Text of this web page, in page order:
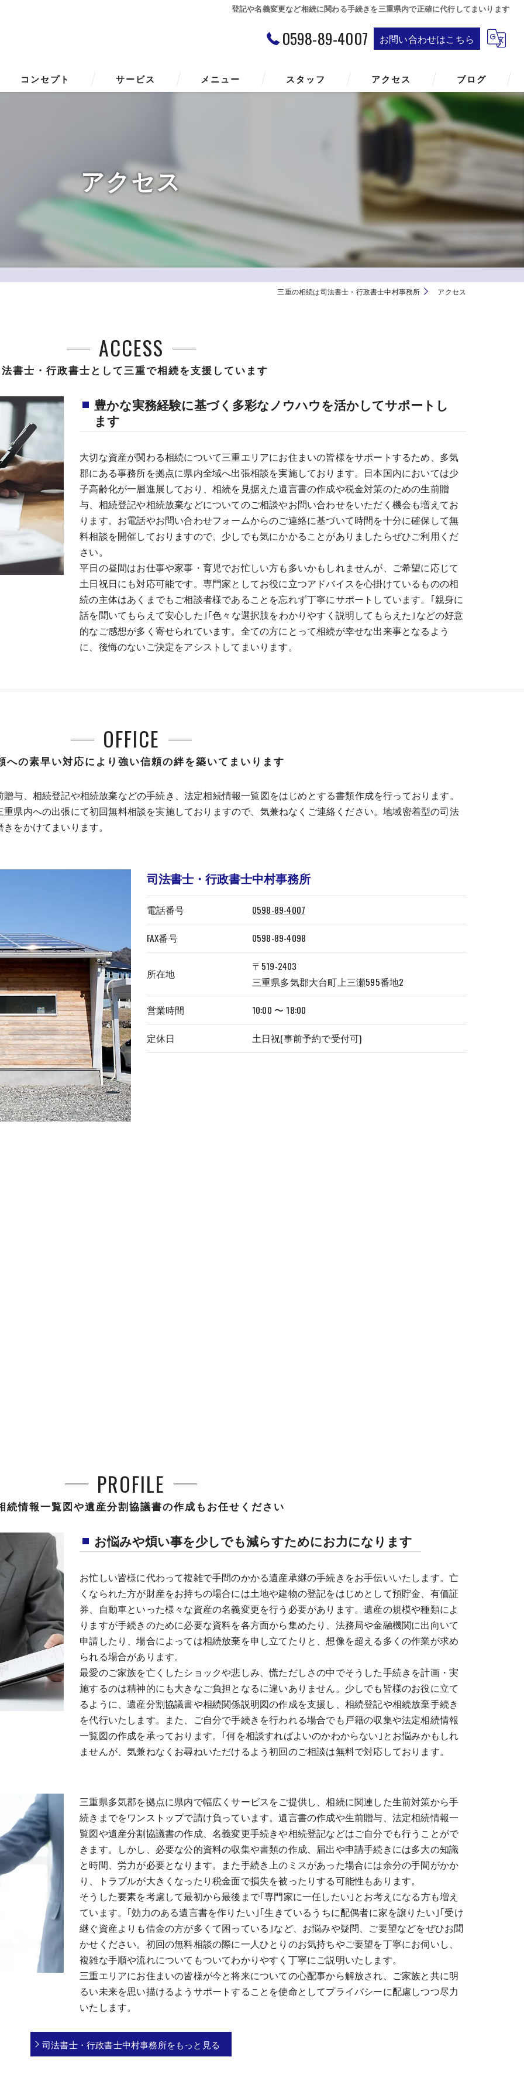
登記や名義変更など相続に関わる手続きを三重県内で正確に代行してまいります
0598-89-4007 お問い合わせはこちら
コンセプト サービス メニュー スタッフ アクセス ブログ
アクセス
三重の相続は司法書士・行政書士中村事務所 アクセス
書士・行政書士として三重で相続を支援しています
ACCESS
豊かな実務経験に基づく多彩なノウハウを活かしてサポートし
ます
大切な資産が関わる相続について三重エリアにお住まいの皆様をサポートするため、多気
郡にある事務所を拠点に県内全域へ出張相談を実施しております。日本国内においては少
子高齢化が一層進展しており、相続を見据えた遺言書の作成や税金対策のための生前贈
与、相続登記や相続放棄などについてのご相談やお問い合わせをいただく機会も増えてお
ります。お電話やお問い合わせフォームからのご連絡に基づいて時間を十分に確保して無
料相談を開催しておりますので、少しでも気にかかることがありましたらぜひご利用くだ
さい。
平日の昼間はお仕事や家事・育児でお忙しい方も多いかもしれませんが、ご希望に応じて
土日祝日にも対応可能です。専門家としてお役に立つアドバイスを心掛けているものの相
続の主体はあくまでもご相談者様であることを忘れず丁寧にサポートしています。｢親身に
話を聞いてもらえて安心した｣｢色々な選択肢をわかりやすく説明してもらえた｣などの好意
的なご感想が多く寄せられています。全ての方にとって相続が幸せな出来事となるよう
に、後悔のないご決定をアシストしてまいります。
への素早い対応により強い信頼の絆を築いてまいります
OFFICE
与、相続登記や相続放棄などの手続き、法定相続情報一覧図をはじめとする書類作成を行っております。
県内への出張にて初回無料相談を実施しておりますので、気兼ねなくご連絡ください。地域密着型の司法
をかけてまいります。
司法書士・行政書士中村事務所
電話番号 0598-89-4007
FAX番号 0598-89-4098
所在地
〒519-2403
三重県多気郡大台町上三瀬595番地2
営業時間 10:00 〜 18:00
定休日 土日祝(事前予約で受付可)
続情報一覧図や遺産分割協議書の作成もお任せください
PROFILE
お悩みや煩い事を少しでも減らすためにお力になります
お忙しい皆様に代わって複雑で手間のかかる遺産承継の手続きをお手伝いいたします。亡
くなられた方が財産をお持ちの場合には土地や建物の登記をはじめとして預貯金、有価証
券、自動車といった様々な資産の名義変更を行う必要があります。遺産の規模や種類によ
りますが手続きのために必要な資料を各方面から集めたり、法務局や金融機関に出向いて
申請したり、場合によっては相続放棄を申し立てたりと、想像を超える多くの作業が求め
られる場合があります。
最愛のご家族を亡くしたショックや悲しみ、慌ただしさの中でそうした手続きを計画・実
施するのは精神的にも大きなご負担となるに違いありません。少しでも皆様のお役に立て
るように、遺産分割協議書や相続関係説明図の作成を支援し、相続登記や相続放棄手続き
を代行いたします。また、ご自分で手続きを行われる場合でも戸籍の収集や法定相続情報
一覧図の作成を承っております。｢何を相談すればよいのかわからない｣とお悩みかもしれ
ませんが、気兼ねなくお尋ねいただけるよう初回のご相談は無料で対応しております。
三重県多気郡を拠点に県内で幅広くサービスをご提供し、相続に関連した生前対策から手
続きまでをワンストップで請け負っています。遺言書の作成や生前贈与、法定相続情報一
覧図や遺産分割協議書の作成、名義変更手続きや相続登記などはご自分でも行うことがで
きます。しかし、必要な公的資料の収集や書類の作成、届出や申請手続きには多大の知識
と時間、労力が必要となります。また手続き上のミスがあった場合には余分の手間がかか
り、トラブルが大きくなったり税金面で損失を被ったりする可能性もあります。
そうした要素を考慮して最初から最後まで｢専門家に一任したい｣とお考えになる方も増え
ています。｢効力のある遺言書を作りたい｣｢生きているうちに配偶者に家を譲りたい｣｢受け
継ぐ資産よりも借金の方が多くて困っている｣など、お悩みや疑問、ご要望などをぜひお聞
かせください。初回の無料相談の際に一人ひとりのお気持ちやご要望を丁寧にお伺いし、
複雑な手順や流れについてもついてわかりやすく丁寧にご説明いたします。
三重エリアにお住まいの皆様が今と将来についての心配事から解放され、ご家族と共に明
るい未来を思い描けるようサポートすることを使命としてプライバシーに配慮しつつ尽力
いたします。
司法書士・行政書士中村事務所をもっと見る